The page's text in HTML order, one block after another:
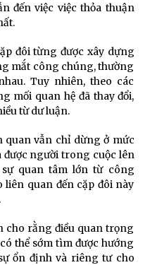
đến việc việc thỏa thuận
đôi từng được xây dựng
mắt công chúng, thường
Tuy nhiên, theo các
mối quan hệ đã thay đổi,
từ dư luận.
quan vẫn chỉ dừng ở mức
được người trong cuộc lên
quan tâm lớn từ công
liên quan đến cặp đôi này
cho rằng điều quan trọng
thể sớm tìm được hướng
ổn định và riêng tư cho